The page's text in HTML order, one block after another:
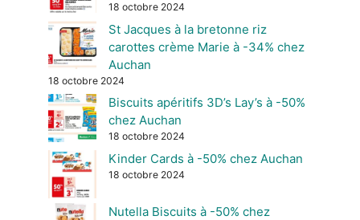
18 octobre 2024
St Jacques à la bretonne riz
carottes crème Marie à -34% chez
Auchan
18 octobre 2024
Biscuits apéritifs 3D’s Lay’s à -50%
chez Auchan
18 octobre 2024
Kinder Cards à -50% chez Auchan
18 octobre 2024
Nutella Biscuits à -50% chez